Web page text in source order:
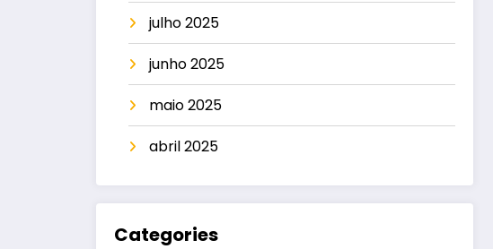
julho 2025
junho 2025
maio 2025
abril 2025
Categories